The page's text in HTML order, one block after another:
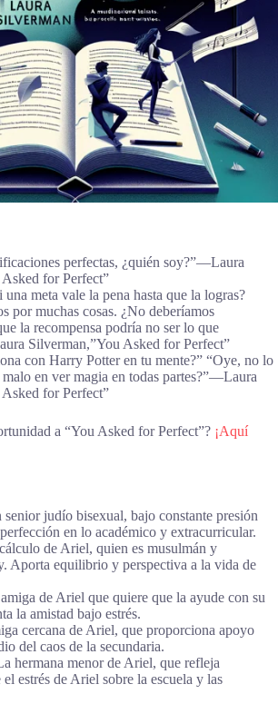
perfectas, ¿quién soy?”―Laura
for Perfect”
una meta vale la pena hasta que la logras?
por muchas cosas. ¿No deberíamos
la recompensa podría no ser lo que
Silverman,”You Asked for Perfect”
con Harry Potter en tu mente?” “Oye, no lo
malo en ver magia en todas partes?”―Laura
for Perfect”
a “You Asked for Perfect”? ¡Aquí
senior judío bisexual, bajo constante presión
en lo académico y extracurricular.
de Ariel, quien es musulmán y
Aporta equilibrio y perspectiva a la vida de
de Ariel que quiere que la ayude con su
la amistad bajo estrés.
cercana de Ariel, que proporciona apoyo
del caos de la secundaria.
hermana menor de Ariel, que refleja
estrés de Ariel sobre la escuela y las